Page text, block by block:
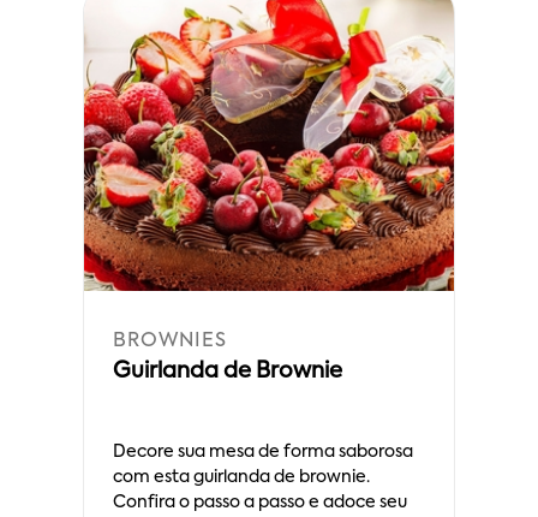
BROWNIES
Guirlanda de Brownie
Decore sua mesa de forma saborosa
com esta guirlanda de brownie.
Confira o passo a passo e adoce seu